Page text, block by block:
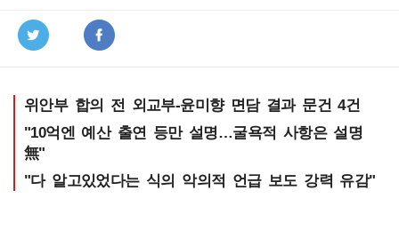
위안부 합의 전 외교부-윤미향 면담 결과 문건 4건
"10억엔 예산 출연 등만 설명…굴욕적 사항은 설명
無"
"다 알고있었다는 식의 악의적 언급 보도 강력 유감"